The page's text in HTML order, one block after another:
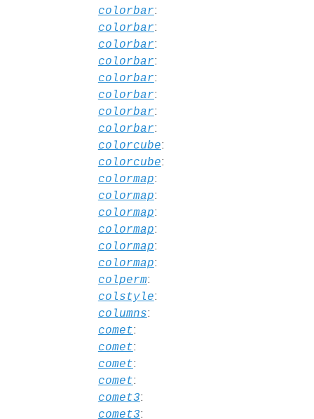
colorbar:
colorbar:
colorbar:
colorbar:
colorbar:
colorbar:
colorbar:
colorbar:
colorcube:
colorcube:
colormap:
colormap:
colormap:
colormap:
colormap:
colormap:
colperm:
colstyle:
columns:
comet:
comet:
comet:
comet:
comet3:
comet3: